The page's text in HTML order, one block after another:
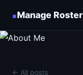
▪Manage Roster
← All posts